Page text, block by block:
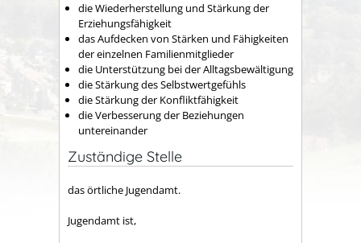
die Wiederherstellung und Stärkung der
Erziehungsfähigkeit
das Aufdecken von Stärken und Fähigkeiten
der einzelnen Familienmitglieder
die Unterstützung bei der Alltagsbewältigung
die Stärkung des Selbstwertgefühls
die Stärkung der Konfliktfähigkeit
die Verbesserung der Beziehungen
untereinander
Zuständige Stelle
das örtliche Jugendamt.
Jugendamt ist,